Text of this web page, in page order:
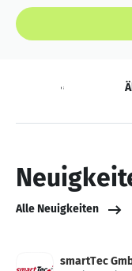
Neuigkeiten
Alle Neuigkeiten
smartTec